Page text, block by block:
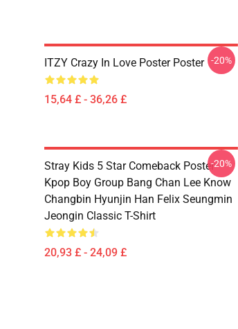
ITZY Crazy In Love Poster Poster
15,64 £ - 36,26 £
-20%
Stray Kids 5 Star Comeback Poster
Kpop Boy Group Bang Chan Lee Know
Changbin Hyunjin Han Felix Seungmin
Jeongin Classic T-Shirt
20,93 £ - 24,09 £
-20%